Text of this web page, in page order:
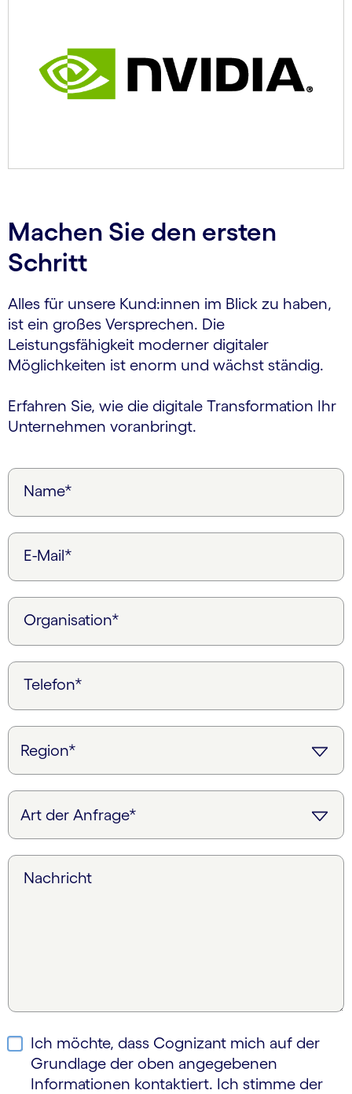
Machen Sie den ersten
Schritt
Alles für unsere Kund:innen im Blick zu haben,
ist ein großes Versprechen. Die
Leistungsfähigkeit moderner digitaler
Möglichkeiten ist enorm und wächst ständig.
Erfahren Sie, wie die digitale Transformation Ihr
Unternehmen voranbringt.
Name*
E-Mail*
Organisation*
Telefon*
Nachricht
Ich möchte, dass Cognizant mich auf der
Grundlage der oben angegebenen
Informationen kontaktiert. Ich stimme der